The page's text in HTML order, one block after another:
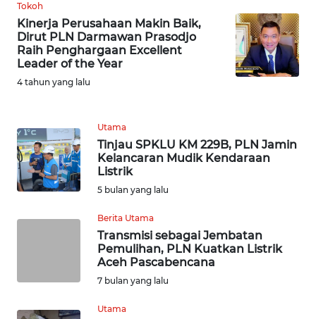
Tokoh
Kinerja Perusahaan Makin Baik,
Dirut PLN Darmawan Prasodjo
Raih Penghargaan Excellent
Leader of the Year
4 tahun yang lalu
Utama
Tinjau SPKLU KM 229B, PLN Jamin
Kelancaran Mudik Kendaraan
Listrik
5 bulan yang lalu
Berita Utama
Transmisi sebagai Jembatan
Pemulihan, PLN Kuatkan Listrik
Aceh Pascabencana
7 bulan yang lalu
Utama
LABUHANBATU
WN
TAPANULI
TENGAH
SERDANG
WN
TEBING
WN